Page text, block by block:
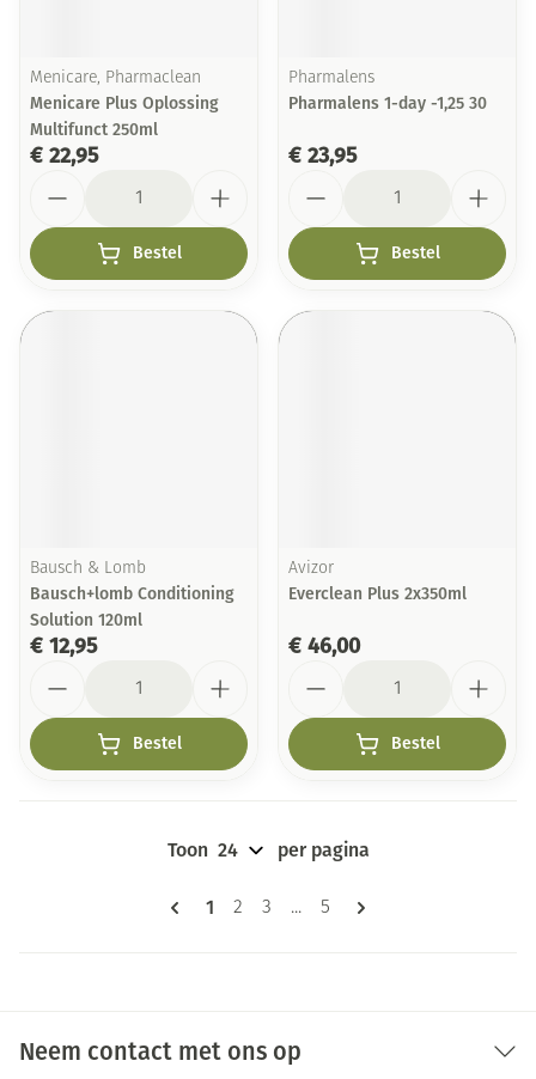
Menicare, Pharmaclean
Menicare Plus Oplossing
Multifunct 250ml
€ 22,95
Bestel
Pharmalens
Pharmalens 1-day -1,25 30
€ 23,95
Bestel
Bausch & Lomb
Bausch+lomb Conditioning
Solution 120ml
€ 12,95
Bestel
Avizor
Everclean Plus 2x350ml
€ 46,00
Bestel
Pagina's
U lees momenteel pagina
1 Pagina
2 Pagina
3 ... Pagina
5
Toon per pagina
Neem contact met ons op